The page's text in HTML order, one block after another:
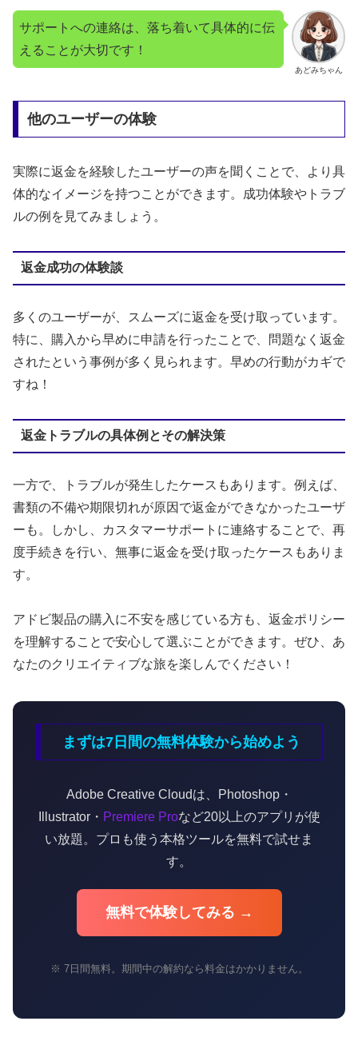
あどみちゃん
サポートへの連絡は、落ち着いて具体的に伝
えることが大切です！
他のユーザーの体験
実際に返金を経験したユーザーの声を聞くことで、より具
体的なイメージを持つことができます。成功体験やトラブ
ルの例を見てみましょう。
返金成功の体験談
多くのユーザーが、スムーズに返金を受け取っています。
特に、購入から早めに申請を行ったことで、問題なく返金
されたという事例が多く見られます。早めの行動がカギで
すね！
返金トラブルの具体例とその解決策
一方で、トラブルが発生したケースもあります。例えば、
書類の不備や期限切れが原因で返金ができなかったユーザ
ーも。しかし、カスタマーサポートに連絡することで、再
度手続きを行い、無事に返金を受け取ったケースもありま
す。
アドビ製品の購入に不安を感じている方も、返金ポリシー
を理解することで安心して選ぶことができます。ぜひ、あ
なたのクリエイティブな旅を楽しんでください！
まずは7日間の無料体験から始めよう
Adobe Creative Cloudは、Photoshop・
Illustrator・ Premiere Proなど20以上のアプリが使
い放題。プロも使う本格ツールを無料で試せま
す。
無料で体験してみる →
※ 7日間無料。期間中の解約なら料金はかかりません。